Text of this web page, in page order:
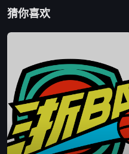
猜你喜欢